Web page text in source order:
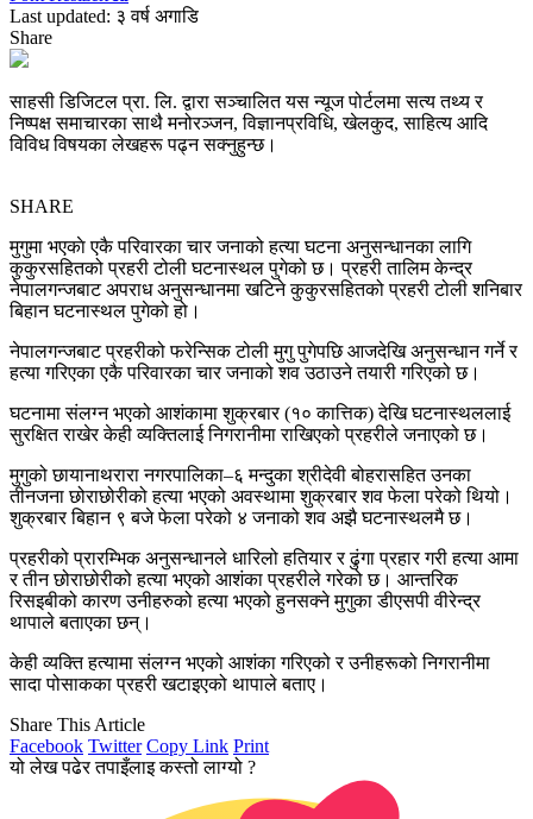
Last updated: ३ वर्ष अगाडि
Share
साहसी डिजिटल प्रा. लि. द्वारा सञ्चालित यस न्यूज पोर्टलमा सत्य तथ्य र
निष्पक्ष समाचारका साथै मनोरञ्जन, विज्ञानप्रविधि, खेलकुद, साहित्य आदि
विविध विषयका लेखहरू पढ्न सक्नुहुन्छ।
SHARE
मुगुमा भएकाे एकै परिवारका चार जनाको हत्या घटना अनुसन्धानका लागि
कुकुरसहितको प्रहरी टोली घटनास्थल पुगेको छ। प्रहरी तालिम केन्द्र
नेपालगन्जबाट अपराध अनुसन्धानमा खटिने कुकुरसहितको प्रहरी टोली शनिबार
बिहान घटनास्थल पुगेको हो।
नेपालगन्जबाट प्रहरीको फरेन्सिक टोली मुगु पुगेपछि आजदेखि अनुसन्धान गर्ने र
हत्या गरिएका एकै परिवारका चार जनाको शव उठाउने तयारी गरिएको छ।
घटनामा संलग्न भएको आशंकामा शुक्रबार (१० कात्तिक) देखि घटनास्थललाई
सुरक्षित राखेर केही व्यक्तिलाई निगरानीमा राखिएको प्रहरीले जनाएको छ।
मुगुको छायानाथरारा नगरपालिका–६ मन्दुका श्रीदेवी बोहरासहित उनका
तीनजना छोराछोरीको हत्या भएको अवस्थामा शुक्रबार शव फेला परेको थियो।
शुक्रबार बिहान ९ बजे फेला परेको ४ जनाको शव अझै घटनास्थलमै छ।
प्रहरीको प्रारम्भिक अनुसन्धानले धारिलो हतियार र ढुंगा प्रहार गरी हत्या आमा
र तीन छोराछोरीको हत्या भएको आशंका प्रहरीले गरेको छ। आन्तरिक
रिसइबीको कारण उनीहरुको हत्या भएको हुनसक्ने मुगुका डीएसपी वीरेन्द्र
थापाले बताएका छन्।
केही व्यक्ति हत्यामा संलग्न भएको आशंका गरिएको र उनीहरूको निगरानीमा
सादा पोसाकका प्रहरी खटाइएको थापाले बताए।
Share This Article
Facebook Twitter Copy Link Print
यो लेख पढेर तपाइँलाइ कस्तो लाग्यो ?